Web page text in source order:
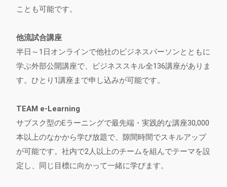
ことも可能です。
他流試合講座
半日～1日オンラインで他社のビジネスパーソンとともに
学ぶ外部公開講座で、ビジネススキル全136講座がありま
す。ひとり1講座まで申し込みが可能です。
TEAM e-Learning
サブスク型のEラーニングで最先端・実践的な講座30,000
本以上のなかから学び放題で、隙間時間でスキルアップ
が可能です。社内で2人以上のチームを組んでテーマを設
定し、同じ目標に向かって一緒に学びます。